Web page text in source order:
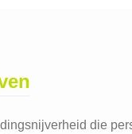
die